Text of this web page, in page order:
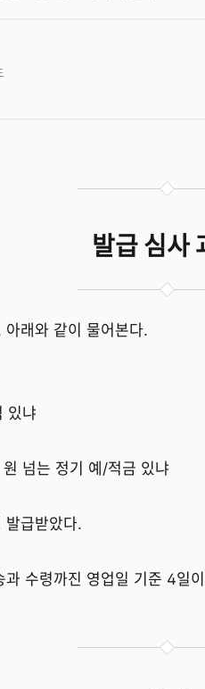
발급 심사
래와 같이 물어본다.
있냐
넘는 정기 예/적금 있냐
발급받았다.
수령까진 영업일 기준 4일